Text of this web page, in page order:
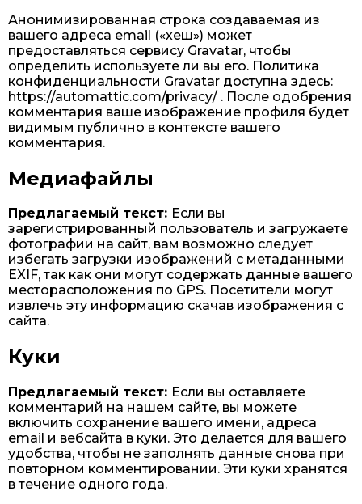
Анонимизированная строка создаваемая из
вашего адреса email («хеш») может
предоставляться сервису Gravatar, чтобы
определить используете ли вы его. Политика
конфиденциальности Gravatar доступна здесь:
https://automattic.com/privacy/ . После одобрения
комментария ваше изображение профиля будет
видимым публично в контексте вашего
комментария.
Медиафайлы
Предлагаемый текст: Если вы
зарегистрированный пользователь и загружаете
фотографии на сайт, вам возможно следует
избегать загрузки изображений с метаданными
EXIF, так как они могут содержать данные вашего
месторасположения по GPS. Посетители могут
извлечь эту информацию скачав изображения с
сайта.
Куки
Предлагаемый текст: Если вы оставляете
комментарий на нашем сайте, вы можете
включить сохранение вашего имени, адреса
email и вебсайта в куки. Это делается для вашего
удобства, чтобы не заполнять данные снова при
повторном комментировании. Эти куки хранятся
в течение одного года.